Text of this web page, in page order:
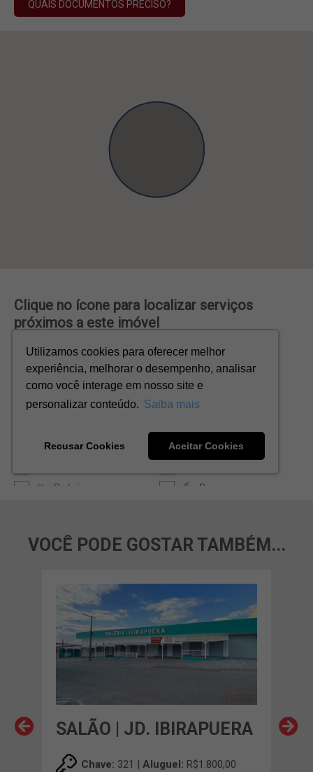
QUAIS DOCUMENTOS PRECISO?
VOCÊ PODE GOSTAR TAMBÉM...
SALÃO | JD. IBIRAPUERA
Chave: 321 | Aluguel: R$1.800,00